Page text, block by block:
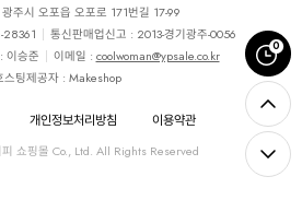
0
주시 오포읍 오포로 171번길 17-99
28361
통신판매업신고 : 2013-경기광주-0056
이승준
이메일 : coolwoman@ypsale.co.kr
스팅제공자 : Makeshop
개인정보처리방침 이용약관
쇼핑몰 Co., Ltd. All Rights Reserved